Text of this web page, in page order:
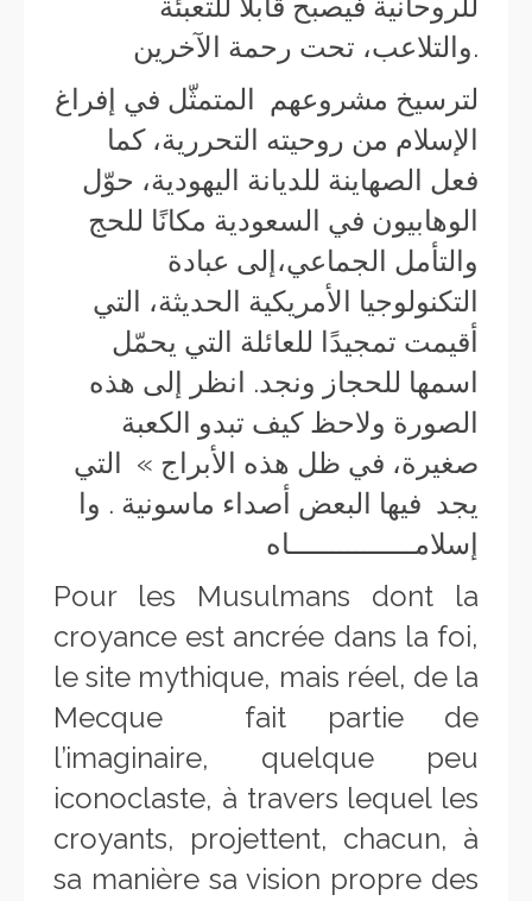
والتلاعب، تحت رحمة الآخرين.
لترسيخ مشروعهم المتمثّل في إفراغ
الإسلام من روحيته التحررية، كما
فعل الصهاينة للديانة اليهودية، حوّل
الوهابيون في السعودية مكانًا للحج
والتأمل الجماعي،إلى عبادة
التكنولوجيا الأمريكية الحديثة، التي
أقيمت تمجيدًا للعائلة التي يحمّل
اسمها للحجاز ونجد. انظر إلى هذه
الصورة ولاحظ كيف تبدو الكعبة
صغيرة، في ظل هذه الأبراج » التي
يجد فيها البعض أصداء ماسونية . وا
إسلامـــــــــــــــاه
Pour les Musulmans dont la
croyance est ancrée dans la foi,
le site mythique, mais réel, de la
Mecque fait partie de
l’imaginaire, quelque peu
iconoclaste, à travers lequel les
croyants, projettent, chacun, à
sa manière sa vision propre des